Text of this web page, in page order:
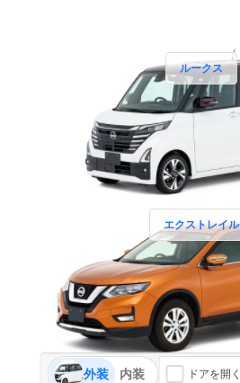
ルークス
エクストレイル
外装 内装 ドアを開く